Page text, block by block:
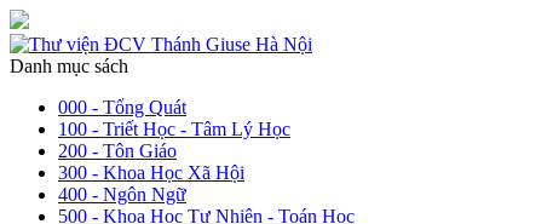
Danh mục sách
000 - Tổng Quát
100 - Triết Học - Tâm Lý Học
200 - Tôn Giáo
300 - Khoa Học Xã Hội
400 - Ngôn Ngữ
500 - Khoa Học Tự Nhiên - Toán Học